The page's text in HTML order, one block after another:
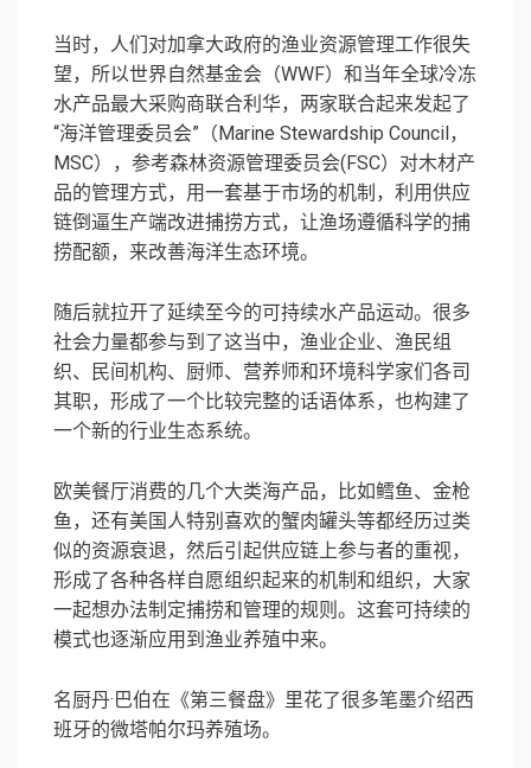
当时，人们对加拿大政府的渔业资源管理工作很失
望，所以世界自然基金会（WWF）和当年全球冷冻
水产品最大采购商联合利华，两家联合起来发起了
“海洋管理委员会”（Marine Stewardship Council，
MSC），参考森林资源管理委员会(FSC）对木材产
品的管理方式，用一套基于市场的机制，利用供应
链倒逼生产端改进捕捞方式，让渔场遵循科学的捕
捞配额，来改善海洋生态环境。
随后就拉开了延续至今的可持续水产品运动。很多
社会力量都参与到了这当中，渔业企业、渔民组
织、民间机构、厨师、营养师和环境科学家们各司
其职，形成了一个比较完整的话语体系，也构建了
一个新的行业生态系统。
欧美餐厅消费的几个大类海产品，比如鳕鱼、金枪
鱼，还有美国人特别喜欢的蟹肉罐头等都经历过类
似的资源衰退，然后引起供应链上参与者的重视，
形成了各种各样自愿组织起来的机制和组织，大家
一起想办法制定捕捞和管理的规则。这套可持续的
模式也逐渐应用到渔业养殖中来。
名厨丹·巴伯在《第三餐盘》里花了很多笔墨介绍西
班牙的微塔帕尔玛养殖场。